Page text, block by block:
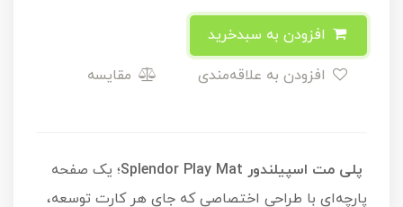
مقایسه
پلی مت اسپیلندور Splendor Play Mat
؛ یک صفحه
پارچه‌ای با طراحی اختصاصی که جای هر کارت توسعه،